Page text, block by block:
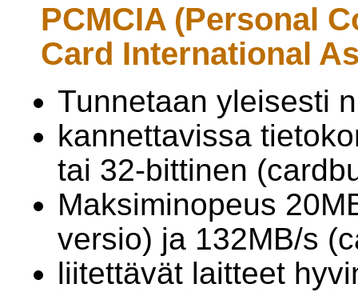
PCMCIA (Personal
Card International
Tunnetaan yleisesti
kannettavissa
tai 32-bittinen
Maksiminopeus
versio) ja 132MB/s
liitettävät laitteet